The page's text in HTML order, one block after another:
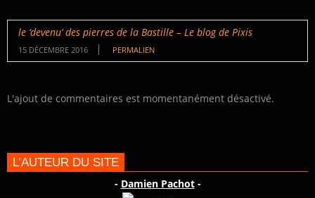
le ‘devenu’ des pierres de la Bastille – Le blog de Pixis
15 DÉCEMBRE 2016 PERMALIEN
L'ajout de commentaires est momentanément désactivé.
L’AUTEUR DU SITE
- Damien Pachot-